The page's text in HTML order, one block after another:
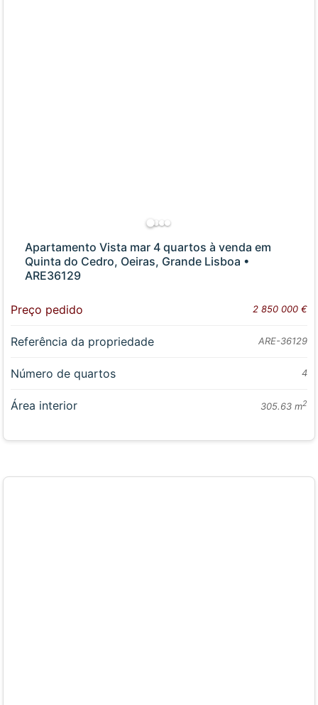
Apartamento Vista mar 4 quartos à venda em
Quinta do Cedro, Oeiras, Grande Lisboa •
ARE36129
Preço pedido 2 850 000 €
Referência da propriedade ARE-36129
Número de quartos 4
Área interior 305.63 m2